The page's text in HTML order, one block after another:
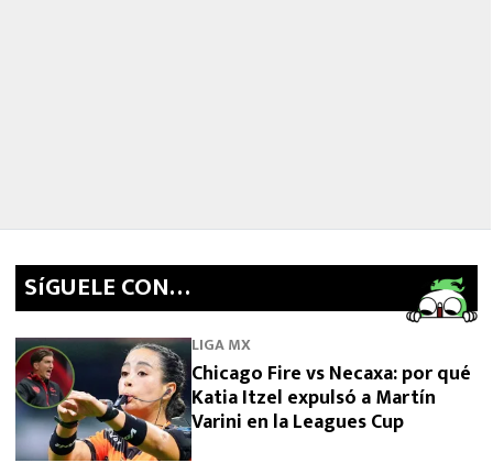
SíGUELE CON…
LIGA MX
Chicago Fire vs Necaxa: por qué
Katia Itzel expulsó a Martín
Varini en la Leagues Cup